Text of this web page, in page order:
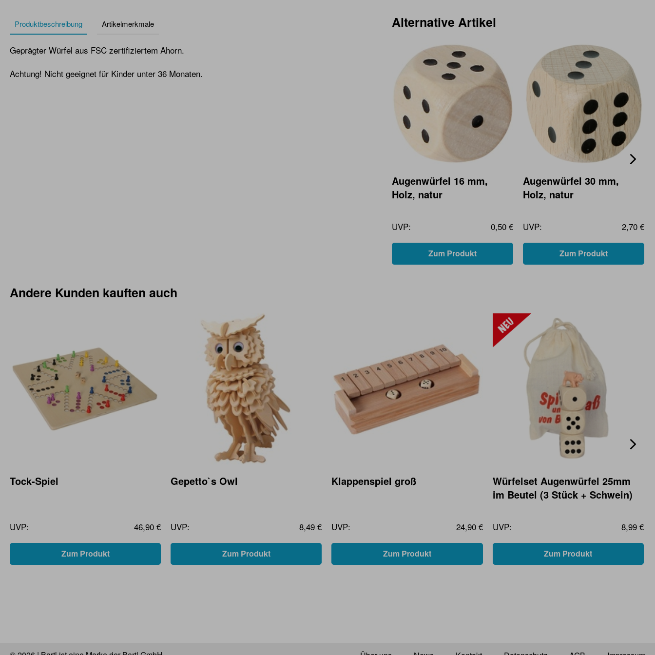
Produktbeschreibung Artikelmerkmale
Geprägter Würfel aus FSC zertifiziertem Ahorn.
Achtung! Nicht geeignet für Kinder unter 36 Monaten.
Alternative Artikel
Augenwürfel 16 mm,
Holz, natur
UVP: 0,50 €
Zum Produkt
Augenwürfel 30 mm,
Holz, natur
UVP: 2,70 €
Zum Produkt
Andere Kunden kauften auch
Tock-Spiel
UVP: 46,90 €
Zum Produkt
Gepetto`s Owl
UVP: 8,49 €
Zum Produkt
Klappenspiel groß
UVP: 24,90 €
Zum Produkt
Würfelset Augenwürfel 25mm
im Beutel (3 Stück + Schwein)
UVP: 8,99 €
Zum Produkt